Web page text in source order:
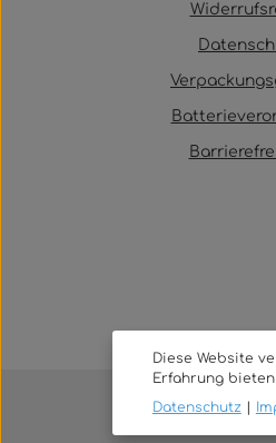
Diese Website
Erfahrung bieten
Datenschutz